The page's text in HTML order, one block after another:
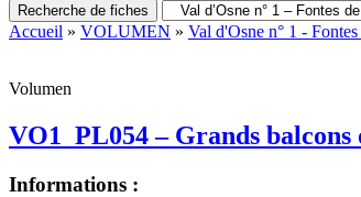
Recherche de fiches
Accueil » VOLUMEN » Val d'Osne n° 1 -
Volumen
VO1_PL054 – Grands balcons
Informations :